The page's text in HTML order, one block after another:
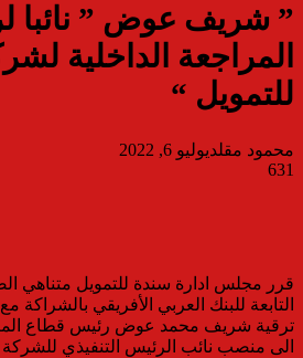
” شريف عوض ” نائبا
المراجعة الداخلية
للتمويل “
محمود مقلديوليو 6, 2022
631
قرر مجلس ادارة سندة للتمويل متناهي
التابعة للبنك العربي الأفريقي بالشراكة
ترقية شريف محمد عوض رئيس قطاع
الى منصب نائب الرئيس التنفيذي للشركة